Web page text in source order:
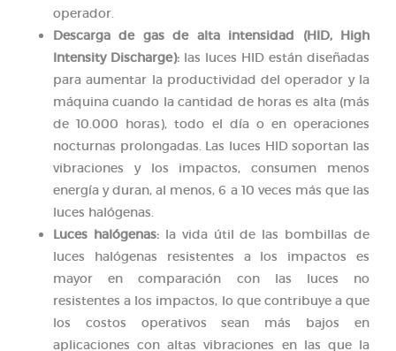
operador.
Descarga de gas de alta intensidad (HID, High
Intensity Discharge): las luces HID están diseñadas
para aumentar la productividad del operador y la
máquina cuando la cantidad de horas es alta (más
de 10.000 horas), todo el día o en operaciones
nocturnas prolongadas. Las luces HID soportan las
vibraciones y los impactos, consumen menos
energía y duran, al menos, 6 a 10 veces más que las
luces halógenas.
Luces halógenas: la vida útil de las bombillas de
luces halógenas resistentes a los impactos es
mayor en comparación con las luces no
resistentes a los impactos, lo que contribuye a que
los costos operativos sean más bajos en
aplicaciones con altas vibraciones en las que la